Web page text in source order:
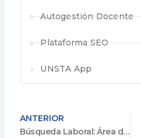
Autogestión Docente
Plataforma SEO
UNSTA App
ANTERIOR
Búsqueda Laboral: Área de Servicios Académicos